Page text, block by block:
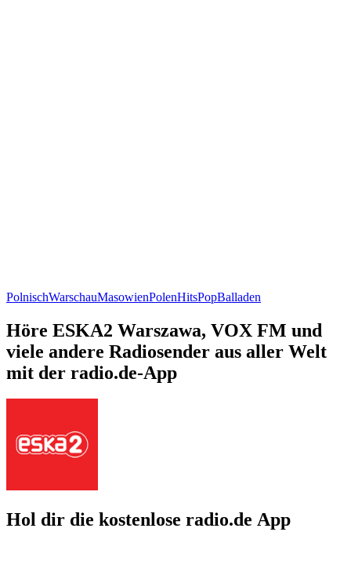
PolnischWarschauMasowienPolenHitsPopBalladen
Höre ESKA2 Warszawa, VOX FM und
viele andere Radiosender aus aller Welt
mit der radio.de-App
Hol dir die kostenlose radio.de App